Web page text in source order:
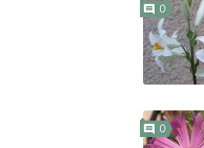
0
0